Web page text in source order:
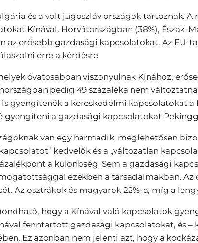
és a volt jugoszláv országok tartoznak. A
Kínával. Horvátországban (38%), Észak-
az erősebb gazdasági kapcsolatokat. Az
erre a kérdésre.
óvatosabban viszonyulnak Kínához,
pedig 49 százaléka nem
gyengítenék a kereskedelmi kapcsolatokat
gyengíteni a gazdasági kapcsolatokat
van egy harmadik, meglehetősen
kedvelők és a „változatlan
a különbség. Sem a gazdasági
ezekben a társadalmakban. Az
Az osztrákok és magyarok 22%-a, míg a
hogy a Kínával való kapcsolatok
fenntartott gazdasági kapcsolatokat, és
Ez azonban nem jelenti azt, hogy a